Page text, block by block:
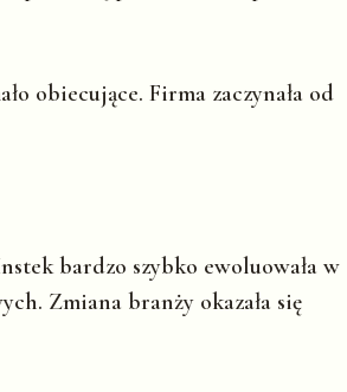
obiecujące. Firma zaczynała od
bardzo szybko ewoluowała w
Zmiana branży okazała się